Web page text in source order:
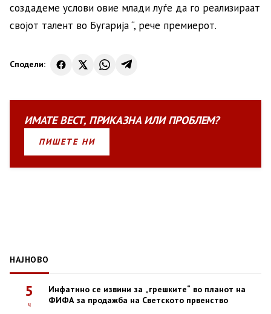
создадеме услови овие млади луѓе да го реализираат
својот талент во Бугарија “, рече премиерот.
Сподели:
ИМАТЕВЕСТ, ПРИКАЗНАИЛИПРОБЛЕМ?
ПИШЕТЕ НИ
НАЈНОВО
5
ч
Инфатино се извини за „грешките“ во планот на
ФИФА за продажба на Светското првенство